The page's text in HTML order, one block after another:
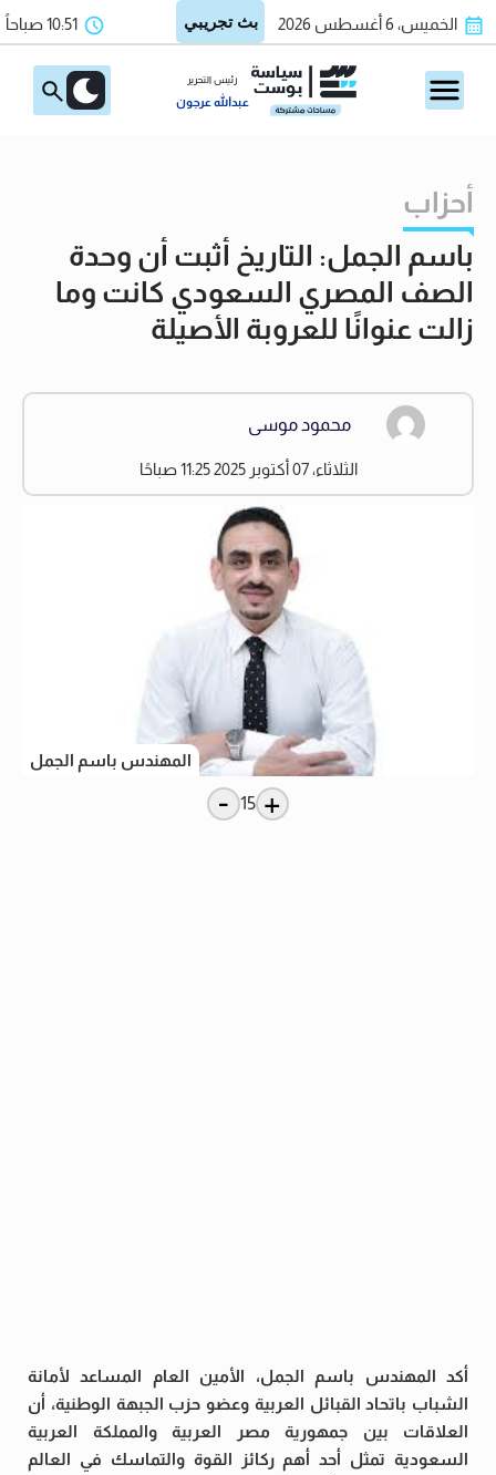
الخميس، 6 أغسطس 2026 10:51 صباحاً
رئيس التحرير
عبدالله عرجون
أحزاب
باسم الجمل: التاريخ أثبت أن وحدة
الصف المصري السعودي كانت وما
زالت عنوانًا للعروبة الأصيلة
محمود موسى
الثلاثاء، 07 أكتوبر 2025 11:25 صباحًا
المهندس باسم الجمل
+
15
-
أكد المهندس باسم الجمل، الأمين العام المساعد لأمانة
الشباب باتحاد القبائل العربية وعضو حزب الجبهة الوطنية، أن
العلاقات بين جمهورية مصر العربية والمملكة العربية
السعودية تمثل أحد أهم ركائز القوة والتماسك في العالم